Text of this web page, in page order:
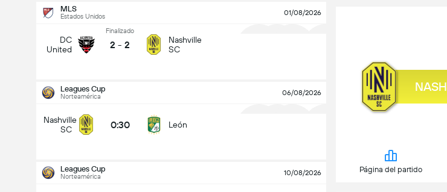
MLS
Estados Unidos 01/08/2026
DC
United
Finalizado
2 - 2
Nashville
SC
Leagues Cup
Norteamérica 06/08/2026
Nashville
SC
0:30 León
Leagues Cup
Norteamérica 10/08/2026 Página del partido